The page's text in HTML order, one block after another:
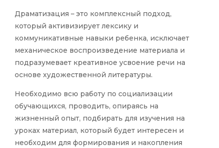
Драматизация – это комплексный подход,
который активизирует лексику и
коммуникативные навыки ребенка, исключает
механическое воспроизведение материала и
подразумевает креативное усвоение речи на
основе художественной литературы.
Необходимо всю работу по социализации
обучающихся, проводить, опираясь на
жизненный опыт, подбирать для изучения на
уроках материал, который будет интересен и
необходим для формирования и накопления